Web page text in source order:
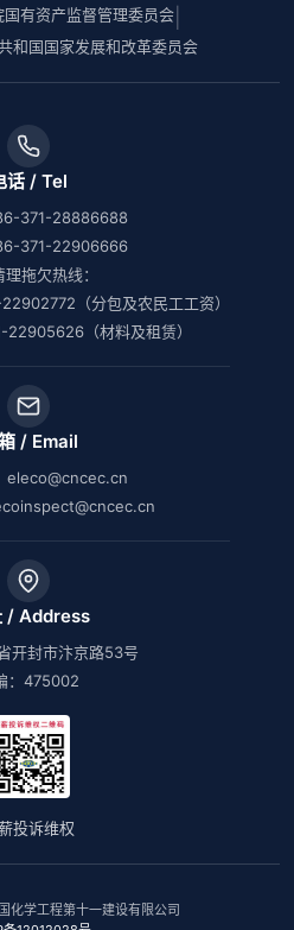
国有资产监督管理委员会
和国国家发展和改革委员会
话 / Tel
371-28886688
371-22906666
拖欠热线：
（分包及农民工工资）
（材料及租赁）
/ Email
eleco@cncec.cn
/ Address
开封市汴京路53号
：475002
投诉维权
学工程第十一建设有限公司